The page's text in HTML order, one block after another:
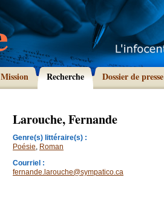
Mission Recherche Dossier de presse
Larouche, Fernande
Genre(s) littéraire(s) :
Poésie, Roman
Courriel :
fernande.larouche@sympatico.ca